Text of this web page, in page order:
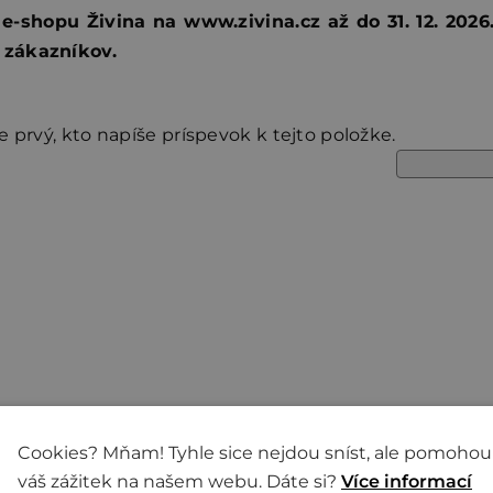
shopu Živina na www.zivina.cz až do 31. 12.
prvý, kto napíše príspevok k tejto položke.
Živina Dále pro vás máme
Cookies? Mňam! Tyhle sice nejdou sníst, ale
váš zážitek na našem webu. Dáte si? Více informací